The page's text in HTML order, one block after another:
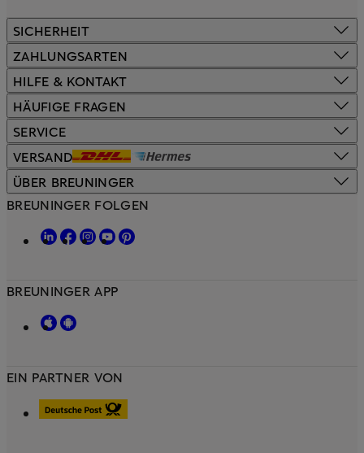
HILFE & KONTAKT
HÄUFIGE FRAGEN
SERVICE
VERSAND
SICHERHEIT
ZAHLUNGSARTEN
ÜBER BREUNINGER
EIN PARTNER VON
BREUNINGER FOLGEN
BREUNINGER APP